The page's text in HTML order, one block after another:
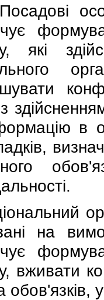
особи
якi
в
на
вживати
обов'язкiв,